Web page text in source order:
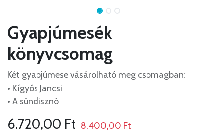
Gyapjúmesék
könyvcsomag
Két gyapjúmese vásárolható meg csomagban:
• Kígyós Jancsi
• A sündisznó
6.720,00 Ft 8.400,00Ft